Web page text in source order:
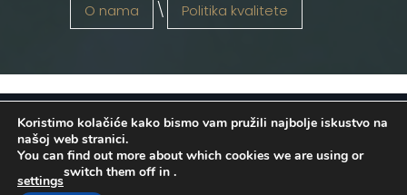
O nama Politika kvalitete
OSATINA GRUPA d.o.o. 2026
. Configured
byINFOS Osijek. Sva prava pridržana.
Koristimo kolačiće kako bismo vam pružili najbolje iskustvo na
našoj web stranici.
You can find out more about which cookies we are using or
switch them off in
settings
.